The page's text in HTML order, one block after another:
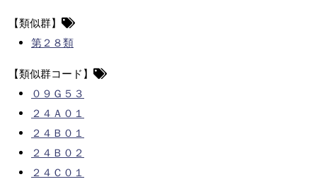
【類似群】
第２８類
【類似群コード】
０９Ｇ５３
２４Ａ０１
２４Ｂ０１
２４Ｂ０２
２４Ｃ０１